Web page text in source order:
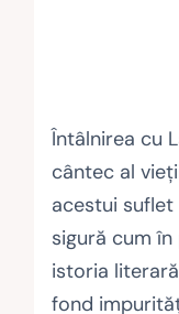
Întâlnirea cu
cântec al
acestui
sigură cum
istoria
fond